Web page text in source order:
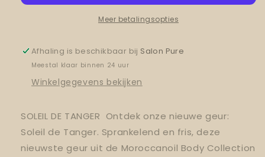
Soleil
Soleil
deMeer betalingsopties
Afhaling is beschikbaar bij Salon Pure
Meestal klaar binnen 24 uur
Winkelgegevens bekijken
SOLEIL DE TANGER ​ Ontdek onze nieuwe geur:
Soleil de Tanger. Sprankelend en fris, deze
nieuwste geur uit de Moroccanoil Body Collection